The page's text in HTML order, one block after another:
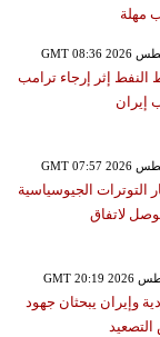
مهلة
النفط إثر إرجاء ترامب
إيران
التوترات الجيوسياسية
لاتفاق
وإيران يبحثان جهود